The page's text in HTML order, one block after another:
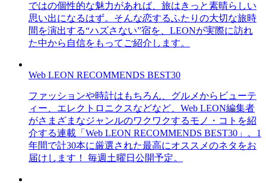
ではの個性的な魅力があれば、旅はきっと素晴らしい
思い出になるはず。そんな恋するふたりの大切な旅時
間を演出する“ハズさない”宿を、LEONが実際に訪れ
た中から自信をもってご紹介します。
Web LEON RECOMMENDS BEST30
ファッションや時計はもちろん、グルメからビューテ
ィー、エレクトロニクスなどなど、Web LEON編集者
がさまざまなジャンルのワクワクするモノ・コトを紹
介する連載「Web LEON RECOMMENDS BEST30」。1
年間で計30本に厳選された最高にオススメのネタをお
届けします！ 毎週土曜日公開予定。